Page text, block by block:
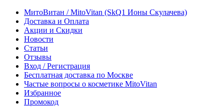
МитоВитан / MitoVitan (SkQ1 Ионы Скулачева)
Доставка и Оплата
Акции и Скидки
Новости
Статьи
Отзывы
Вход / Регистрация
Бесплатная доставка по Москве
Частые вопросы о косметике MitoVitan
Избранное
Промокод